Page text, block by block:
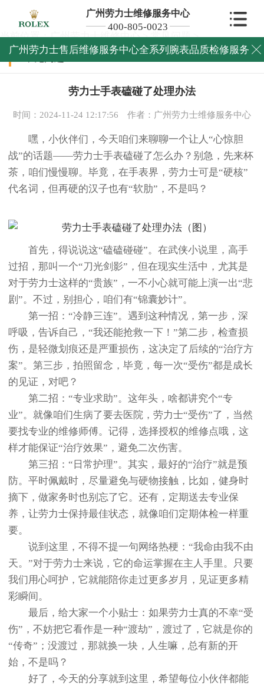
广州劳力士维修服务中心
400-805-0023
广州劳力士售后维修服务中心全系列腕表品质检修服务 
当前位置：广州劳力士维修中心>常见问题>
常见问题
劳力士手表磕碰了处理办法
时间：2024-11-24 12:17:56 作者：广州劳力士维修服务中心
嘿，小伙伴们，今天咱们来聊聊一个让人“心惊胆
战”的话题——劳力士手表磕碰了怎么办？别急，先来杯
茶，咱们慢慢聊。毕竟，在手表界，劳力士可是“硬核”
代名词，但再硬的汉子也有“软肋”，不是吗？
首先，得说说这“磕磕碰碰”。在武侠小说里，高手
过招，那叫一个“刀光剑影”，但在现实生活中，尤其是
对于劳力士这样的“贵族”，一不小心就可能上演一出“悲
剧”。不过，别担心，咱们有“锦囊妙计”。
第一招：“冷静三连”。遇到这种情况，第一步，深
呼吸，告诉自己，“我还能抢救一下！”第二步，检查损
伤，是轻微划痕还是严重损伤，这决定了后续的“治疗方
案”。第三步，拍照留念，毕竟，每一次“受伤”都是成长
的见证，对吧？
第二招：“专业求助”。这年头，啥都讲究个“专
业”。就像咱们生病了要去医院，劳力士“受伤”了，当然
要找专业的维修师傅。记得，选择授权的维修点哦，这
样才能保证“治疗效果”，避免二次伤害。
第三招：“日常护理”。其实，最好的“治疗”就是预
防。平时佩戴时，尽量避免与硬物接触，比如，健身时
摘下，做家务时也别忘了它。还有，定期送去专业保
养，让劳力士保持最佳状态，就像咱们定期体检一样重
要。
说到这里，不得不提一句网络热梗：“我命由我不由
天。”对于劳力士来说，它的命运掌握在主人手里。只要
我们用心呵护，它就能陪你走过更多岁月，见证更多精
彩瞬间。
最后，给大家一个小贴士：如果劳力士真的不幸“受
伤”，不妨把它看作是一种“渡劫”，渡过了，它就是你的
“传奇”；没渡过，那就换一块，人生嘛，总有新的开
始，不是吗？
好了，今天的分享就到这里，希望每位小伙伴都能